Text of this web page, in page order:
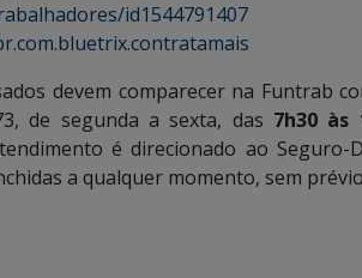
id1544791407
devem comparecer na Funtrab
de segunda a sexta, das 7h30 às
é direcionado ao Seguro-
a qualquer momento, sem